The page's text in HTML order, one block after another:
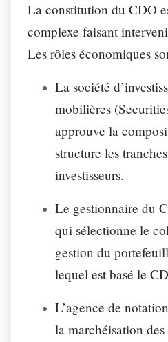
La constitution du CDO
complexe faisant
Les rôles économiques
La société
mobilières
approuve la
structure les
investisseurs.
Le gestionnaire du
qui sélectionne le
gestion du
lequel est basé le
L’agence de
la marchéisation